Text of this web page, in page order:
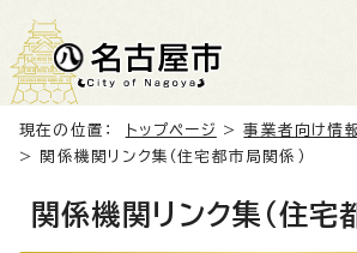
現在の位置： トップページ >事業者向け情
> 関係機関リンク集（住宅都市局関係）
関係機関リンク集（住宅